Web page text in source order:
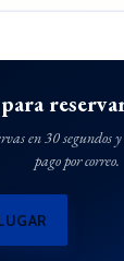
en 30 segundos
pago por correo.